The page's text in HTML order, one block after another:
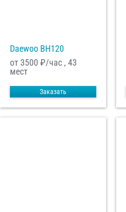
Daewoo ВН120
от 3500 ₽/час , 43
мест
Заказать